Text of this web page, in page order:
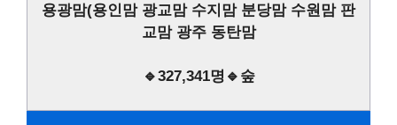
용광맘(용인맘 광교맘 수지맘 분당맘 수원맘 판
교맘 광주 동탄맘
🔹327,341명🔹숲